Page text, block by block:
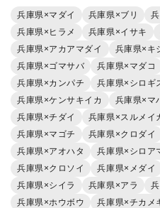
兵庫県×マダイ 兵庫県×ブリ
兵庫県×ヒラメ
兵庫県×イサキ
兵庫県×アカアマダイ
兵庫県×キ
兵庫県×ゴマサバ
兵庫県×マダコ
兵庫県×カンパチ
兵庫県×シロギ
兵庫県×ケンサキイカ
兵庫県×マ
兵庫県×チダイ
兵庫県×スルメイ
兵庫県×マゴチ
兵庫県×クロダイ
兵庫県×アオハタ
兵庫県×シロア
兵庫県×クロソイ
兵庫県×メダイ
兵庫県×シイラ
兵庫県×アラ
兵庫県×ホウボウ
兵庫県×チカメ